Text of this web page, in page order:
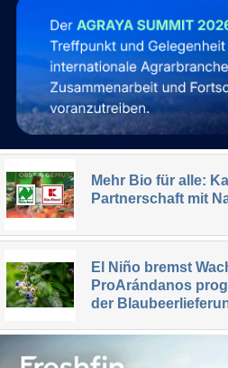
Mehr Bio für alle:
Partnerschaft mit
El Niño bremst
ProArándanos
der